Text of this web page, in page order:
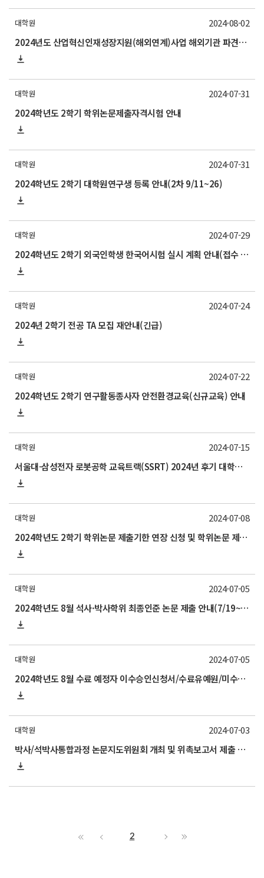
대학원
2024년도 산업혁신인재성장지원(해외연계)사업 해외기관 파견연구자 모집 안내
2024-08-02
대학원
2024학년도 2학기 학위논문제출자격시험 안내
2024-07-31
대학원
2024학년도 2학기 대학원연구생 등록 안내(2차 9/11~26)
2024-07-31
대학원
2024학년도 2학기 외국인학생 한국어시험 실시 계획 안내(접수 8/26~9/3)
2024-07-29
대학원
2024년 2학기 전공 TA 모집 재안내(긴급)
2024-07-24
대학원
2024학년도 2학기 연구활동종사자 안전환경교육(신규교육) 안내
2024-07-22
대학원
서울대-삼성전자 로봇공학 교육트랙(SSRT) 2024년 후기 대학원 석사과정 트랙학생 모집
2024-07-15
대학원
2024학년도 2학기 학위논문 제출기한 연장 신청 및 학위논문 제출기한 초과자 연구생 등록 신청 안내(~7/24)
2024-07-08
대학원
2024학년도 8월 석사·박사학위 최종인준 논문 제출 안내(7/19~8/5)
2024-07-05
대학원
2024학년도 8월 수료 예정자 이수승인신청서/수료유예원/미수료원 제출 안내(~7/15)
2024-07-05
대학원
박사/석박사통합과정 논문지도위원회 개최 및 위촉보고서 제출 안내(~7/15)
2024-07-03
2